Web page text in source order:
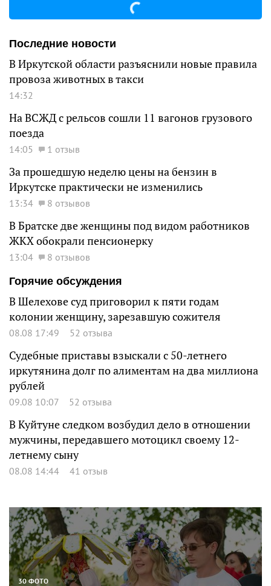
Последние новости
В Иркутской области разъяснили новые правила
провоза животных в такси
14:32
На ВСЖД с рельсов сошли 11 вагонов грузового
поезда
14:05 1 отзыв
За прошедшую неделю цены на бензин в
Иркутске практически не изменились
13:34 8 отзывов
В Братске две женщины под видом работников
ЖКХ обокрали пенсионерку
13:04
8 отзывов
Горячие обсуждения
В Шелехове суд приговорил к пяти годам
колонии женщину, зарезавшую сожителя
08.08 17:49 52 отзыва
Судебные приставы взыскали с 50-летнего
иркутянина долг по алиментам на два миллиона
рублей
09.08 10:07 52 отзыва
В Куйтуне следком возбудил дело в отношении
мужчины, передавшего мотоцикл своему 12-
летнему сыну
08.08 14:44 41 отзыв
30 ФОТО